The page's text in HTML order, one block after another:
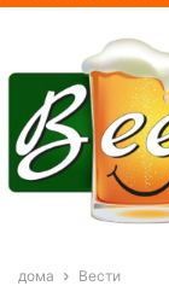
дома Вести